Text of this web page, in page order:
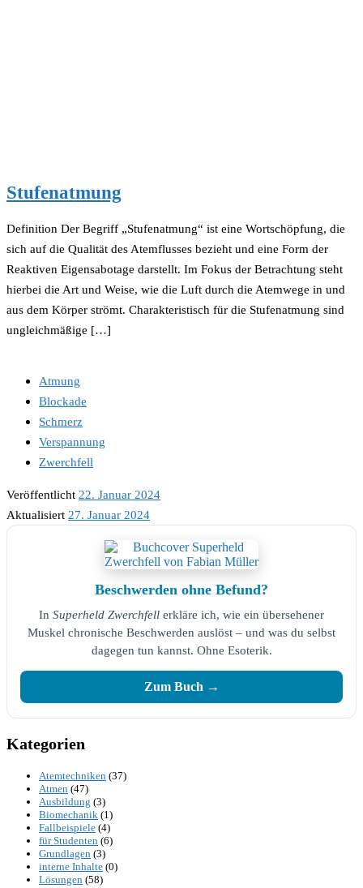
Stufenatmung
Definition Der Begriff „Stufenatmung“ ist eine Wortschöpfung, die
sich auf die Qualität des Atemflusses bezieht und eine Form der
Reaktiven Eigensabotage darstellt. Im Fokus der Betrachtung steht
hierbei die Art und Weise, wie die Luft durch die Atemwege in und
aus dem Körper strömt. Charakteristisch für die Stufenatmung sind
ungleichmäßige […]
Atmung
Blockade
Schmerz
Verspannung
Zwerchfell
Veröffentlicht 22. Januar 2024
Aktualisiert 27. Januar 2024
Beschwerden ohne Befund?
In Superheld Zwerchfell erkläre ich, wie ein übersehener
Muskel chronische Beschwerden auslöst – und was du selbst
dagegen tun kannst. Ohne Esoterik.
Zum Buch →
Kategorien
Atemtechniken (37)
Atmen (47)
Ausbildung (3)
Biomechanik (1)
Fallbeispiele (4)
für Studenten (6)
Grundlagen (3)
interne Inhalte (0)
Lösungen (58)